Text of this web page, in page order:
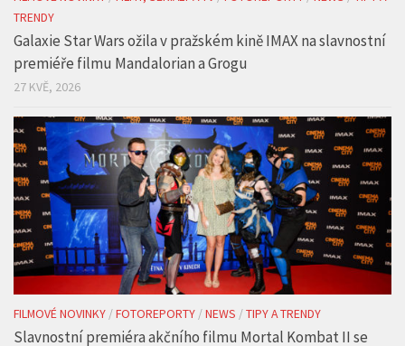
27 KVĚ, 2026
FILMOVÉ NOVINKY /FOTOREPORTY/NEWS/TIPY A TRENDY
Slavnostní premiéra akčního filmu Mortal Kombat II se
konala v pražském kině IMAX
6 KVĚ, 2026